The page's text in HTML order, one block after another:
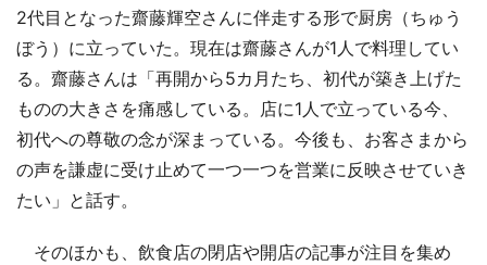
2代目となった齋藤輝空さんに伴走する形で厨房（ちゅう
ぼう）に立っていた。現在は齋藤さんが1人で料理してい
る。齋藤さんは「再開から5カ月たち、初代が築き上げた
ものの大きさを痛感している。店に1人で立っている今、
初代への尊敬の念が深まっている。今後も、お客さまから
の声を謙虚に受け止めて一つ一つを営業に反映させていき
たい」と話す。
そのほかも、飲食店の閉店や開店の記事が注目を集め